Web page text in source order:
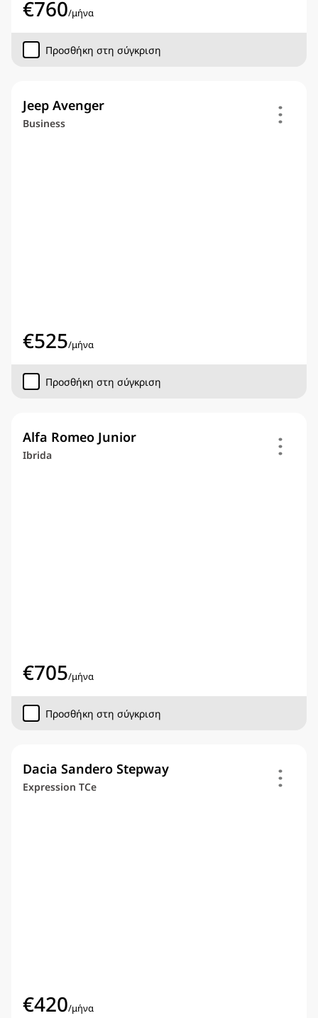
€760/μήνα
Προσθήκη στη σύγκριση
Jeep Avenger
Business
€525/μήνα
Προσθήκη στη σύγκριση
Alfa Romeo Junior
Ibrida
€705/μήνα
Προσθήκη στη σύγκριση
Dacia Sandero Stepway
Expression TCe
€420/μήνα